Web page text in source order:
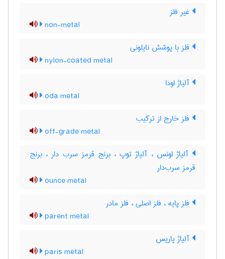
غیر فلز
non-metal
فلز با پوشش نایلونی
nylon-coated metal
آلیاژ اودا
oda metal
فلز خارج از ترکیب
off-grade metal
آلیاژ اونس ، آلیاژ توپ ، برنج قرمز سرب دار ، برنج
قرمز سرب‌دار
ounce metal
فلز پایه ، فلز اصلی ، فلز مادر
parent metal
آلیاژ پاریس
paris metal